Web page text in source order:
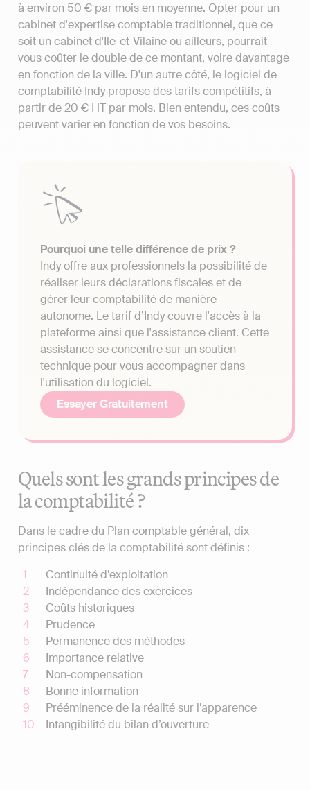
à environ 50 € par mois en moyenne. Opter pour un
cabinet d'expertise comptable traditionnel, que ce
soit un cabinet d'Ile-et-Vilaine ou ailleurs, pourrait
vous coûter le double de ce montant, voire davantage
en fonction de la ville. D'un autre côté, le logiciel de
comptabilité Indy propose des tarifs compétitifs, à
partir de 20 € HT par mois. Bien entendu, ces coûts
peuvent varier en fonction de vos besoins.
Pourquoi une telle différence de prix ?
Indy offre aux professionnels la possibilité de
réaliser leurs déclarations fiscales et de
gérer leur comptabilité de manière
autonome. Le tarif d’Indy couvre l'accès à la
plateforme ainsi que l'assistance client. Cette
assistance se concentre sur un soutien
technique pour vous accompagner dans
l'utilisation du logiciel.
Essayer Gratuitement
Quels sont les grands principes de
la comptabilité ?
Dans le cadre du Plan comptable général, dix
principes clés de la comptabilité sont définis :
Continuité d’exploitation
Indépendance des exercices
Coûts historiques
Prudence
Permanence des méthodes
Importance relative
Non-compensation
Bonne information
Prééminence de la réalité sur l’apparence
Intangibilité du bilan d’ouverture